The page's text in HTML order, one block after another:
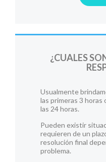
¿CUALES
Usualmente
las primeras 3 horas
las 24 horas.
Pueden existir
requieren de un
resolución final
problema.